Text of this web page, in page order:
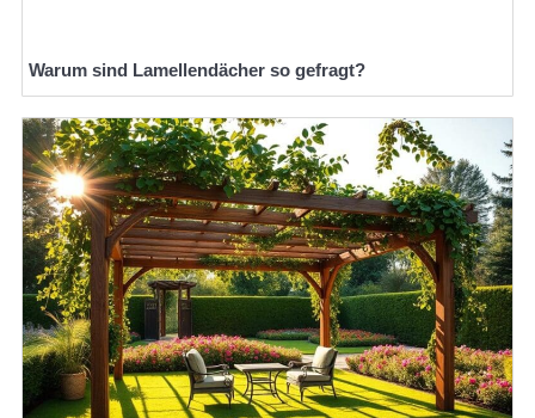
Warum sind Lamellendächer so gefragt?